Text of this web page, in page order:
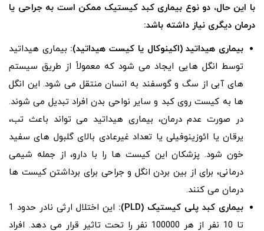
با این حال، دو نوع بیماری کبد کیستیک ممکن است به جراحی یا
درمان دیگری نیاز داشته باشد:
بیماری هیداتید (اکینوکال یا کیست هیداتید): بیماری هیداتید
توسط انگل هایی ایجاد می شود که معمولاً از طریق سیستم
های آبی از سگ و گوسفند به انسان منتقل می شود. این انگل
ها به کیست روی کبد و سایر نواحی بدن افراد تبدیل می شوند.
در صورت عدم درمان، بیماری هیداتید می تواند باعث تب،
یرقان یا ائوزینوفیلی یا تعداد غیرعادی بالای گلبول های سفید
خون شود. پزشکان این کیست ها را با دارو، از جمله شیمی
درمانی، برای از بین بردن انگل و جراحی برای برداشتن کیست ها
درمان می کنند.
بیماری کبد پلی کیستیک (PLD):
این اختلال ارثی نادر حدود 1
تا 10 نفر از هر 100000 نفر را تحت تاثیر قرار می دهد. افراد